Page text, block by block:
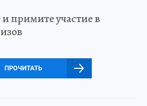
примите участие в
ПРОЧИТАТЬ